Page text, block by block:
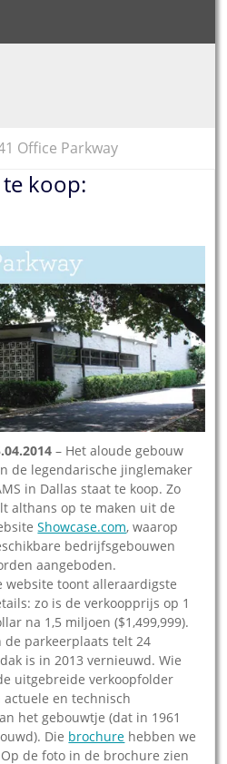
Office Parkway
koop:
– Het aloude gebouw
de legendarische jinglemaker
in Dallas staat te koop. Zo
althans op te maken uit de
Showcase.com, waarop
bedrijfsgebouwen
aangeboden.
website toont alleraardigste
zo is de verkoopprijs op 1
na 1,5 miljoen ($1,499,999).
de parkeerplaats telt 24
is in 2013 vernieuwd. Wie
uitgebreide verkoopfolder
en technisch
het gebouwtje (dat in 1961
Die brochure hebben we
de foto in de brochure zien